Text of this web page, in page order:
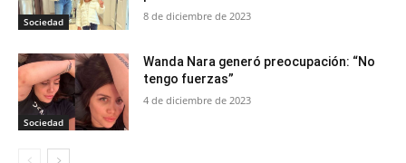
Sociedad 8 de diciembre de 2023
Sociedad
Wanda Nara generó preocupación: “No
tengo fuerzas”
4 de diciembre de 2023